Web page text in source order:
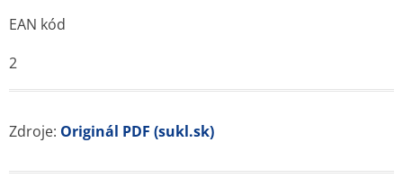
EAN kód
2
Zdroje: Originál PDF (sukl.sk)